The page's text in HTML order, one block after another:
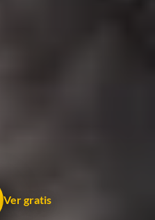
Ver gratis